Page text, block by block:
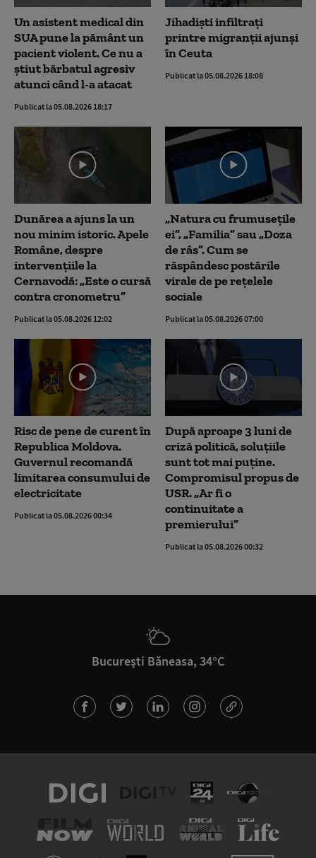
Un asistent medical din
SUA pune la pământ un
pacient violent. Ce nu a
știut bărbatul agresiv
atunci când l-a atacat
Publicat la 05.08.2026 18:17
Jihadiști infiltrați
printre migranții ajunși
în Ceuta
Publicat la 05.08.2026 18:08
Dunărea a ajuns la un
nou minim istoric. Apele
Române, despre
intervențiile la
Cernavodă: „Este o cursă
contra cronometru”
Publicat la 05.08.2026 12:02
„Natura cu frumusețile
ei”, „Familia” sau „Doza
de râs”. Cum se
răspândesc postările
virale de pe rețelele
sociale
Publicat la 05.08.2026 07:00
Risc de pene de curent în
Republica Moldova.
Guvernul recomandă
limitarea consumului de
electricitate
Publicat la 05.08.2026 00:34
După aproape 3 luni de
criză politică, soluțiile
sunt tot mai puține.
Compromisul propus de
USR. „Ar fi o
continuitate a
premierului”
Publicat la 05.08.2026 00:32
București Băneasa, 34°C